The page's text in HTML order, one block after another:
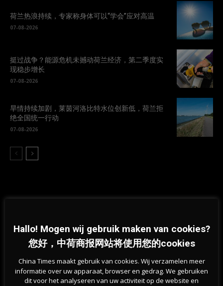
荷兰热浪持续，专家称身体可以“学会”应对高温
07-08-2026
挺过战争？能源危机未撼动荷兰经济，第二季度实
现稳步增长
07-08-2026
旱情持续加剧，莱茵河洛比特水位创新低，荷兰拒
绝全国统一行动
07-08-2026
荷兰油价大涨！加油站所有者正在
“折扣仅剩3小时”，荷兰政府勒令
欧？
Hallo! Mogen wij gebruik maken van cookies?
您好，中荷商报网站将使用您的cookies
China Times maakt gebruik van cookies. Wij verzamelen meer
informatie over uw apparaat, browser en gedrag. We gebruiken
dit voor het analyseren van uw activiteit op de website en